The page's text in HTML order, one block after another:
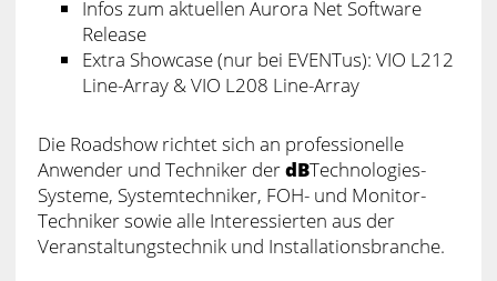
Infos zum aktuellen Aurora Net Software
Release
Extra Showcase (nur bei EVENTus): VIO L212
Line-Array & VIO L208 Line-Array
Die Roadshow richtet sich an professionelle
Anwender und Techniker derdBTechnologies-
Systeme, Systemtechniker, FOH- und Monitor-
Techniker sowie alle Interessierten aus der
Veranstaltungstechnik und Installationsbranche.